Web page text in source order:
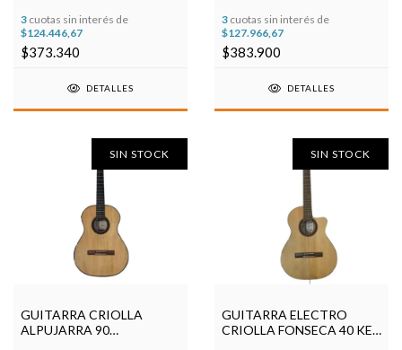
3 cuotas sin interés de
$124.446,67
$373.340
DETALLES
3 cuotas sin interés de
$127.966,67
$383.900
DETALLES
SIN STOCK
GUITARRA CRIOLLA
ALPUJARRA 90
SIN STOCK
GUITARRA ELECTRO
CRIOLLA FONSECA 40 KEC